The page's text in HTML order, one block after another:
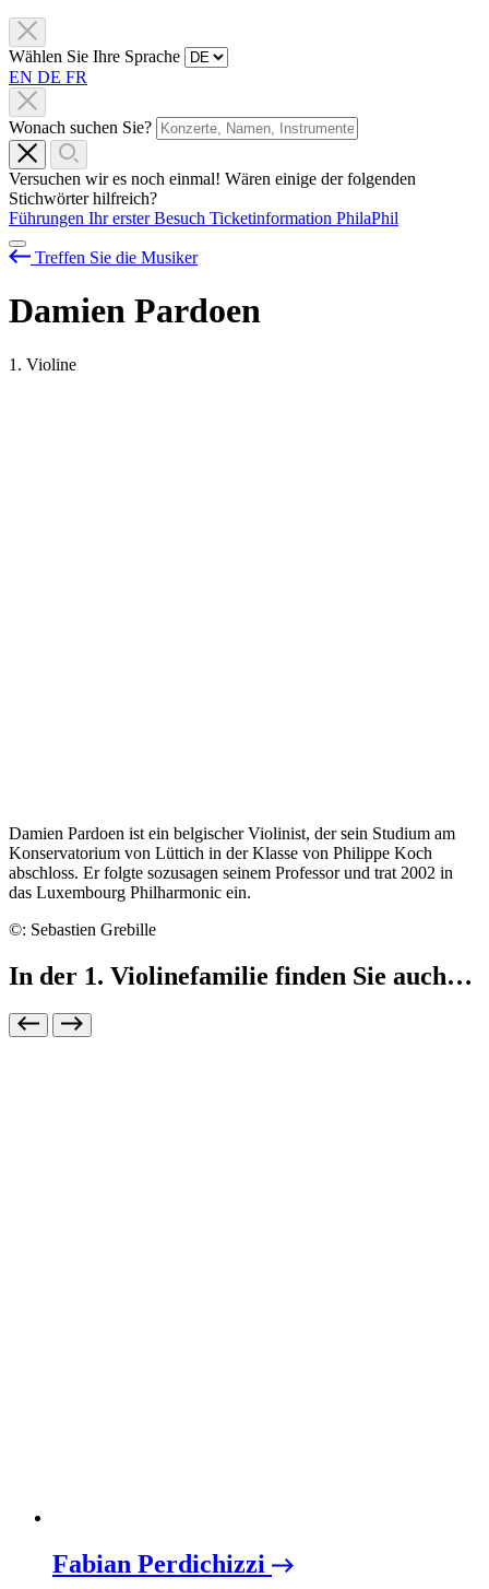
Wählen Sie Ihre Sprache
EN DE FR
Wonach suchen Sie?
Versuchen wir es noch einmal! Wären einige der folgenden
Stichwörter hilfreich?
Führungen Ihr erster Besuch Ticketinformation PhilaPhil
Treffen Sie die Musiker
Damien Pardoen
1. Violine
Damien Pardoen ist ein belgischer Violinist, der sein Studium am
Konservatorium von Lüttich in der Klasse von Philippe Koch
abschloss. Er folgte sozusagen seinem Professor und trat 2002 in
das Luxembourg Philharmonic ein.
©: Sebastien Grebille
In der 1. Violinefamilie finden Sie auch…
Fabian Perdichizzi